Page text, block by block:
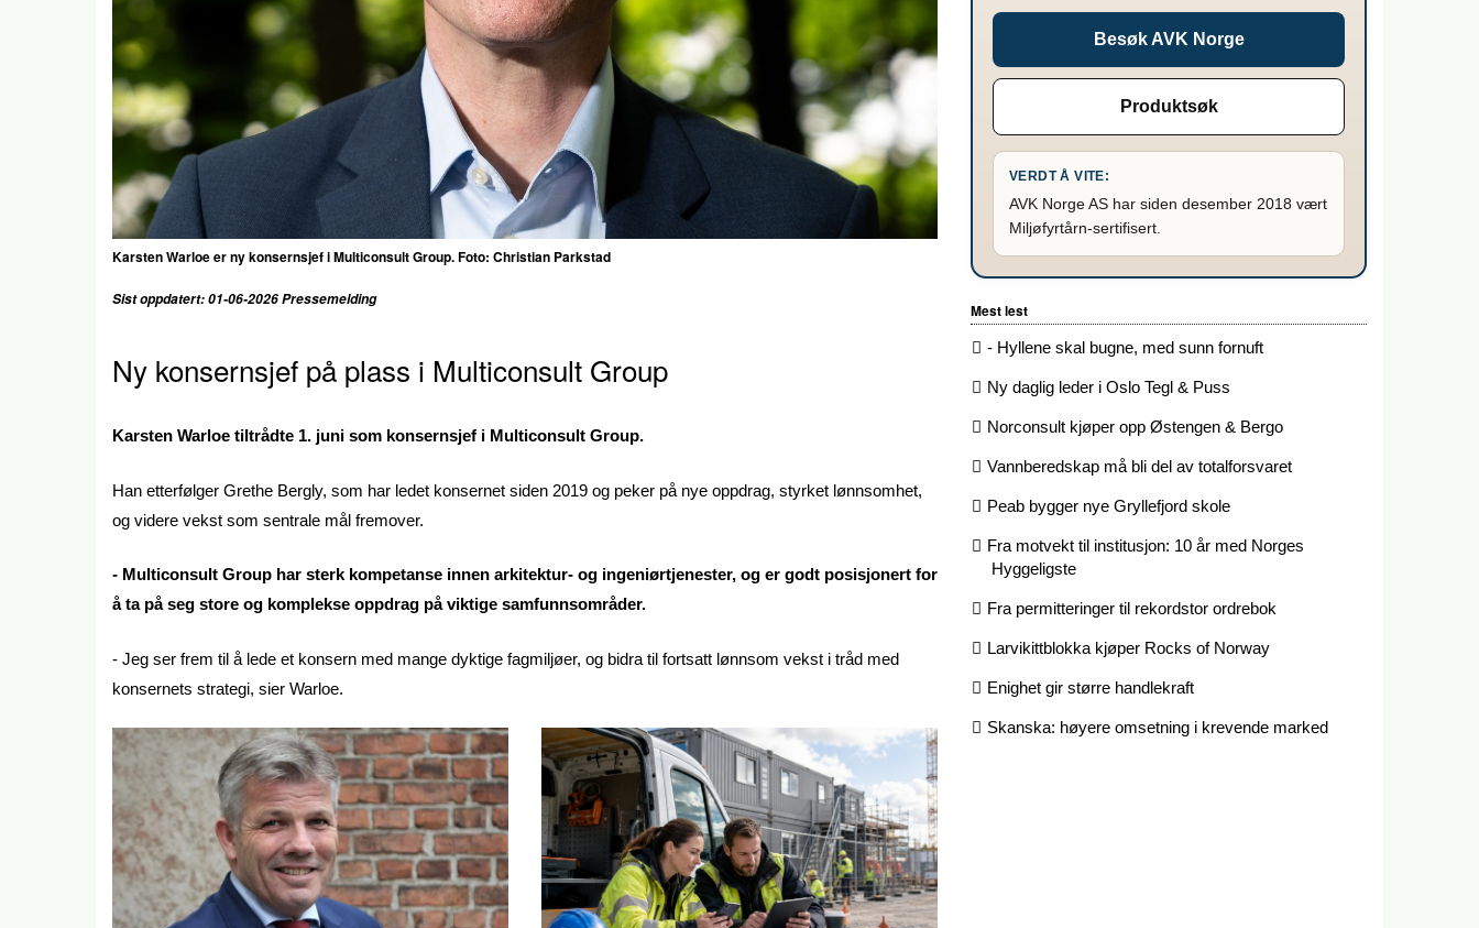
Karsten Warloe er ny konsernsjef i Multiconsult Group. Foto: Christian Parkstad
Sist oppdatert: 01-06-2026 Pressemelding
Ny konsernsjef på plass i Multiconsult Group
Karsten Warloe tiltrådte 1. juni som konsernsjef i Multiconsult Group.
Han etterfølger Grethe Bergly, som har ledet konsernet siden 2019 og peker på nye oppdrag, styrket lønnsomhet,
og videre vekst som sentrale mål fremover.
- Multiconsult Group har sterk kompetanse innen arkitektur- og ingeniørtjenester, og er godt posisjonert for
å ta på seg store og komplekse oppdrag på viktige samfunnsområder.
- Jeg ser frem til å lede et konsern med mange dyktige fagmiljøer, og bidra til fortsatt lønnsom vekst i tråd med
konsernets strategi, sier Warloe.
Besøk AVK Norge
Produktsøk
VERDT Å VITE:
AVK Norge AS har siden desember 2018 vært
Miljøfyrtårn-sertifisert.
Mest lest
- Hyllene skal bugne, med sunn fornuft
Ny daglig leder i Oslo Tegl & Puss
Norconsult kjøper opp Østengen & Bergo
Vannberedskap må bli del av totalforsvaret
Peab bygger nye Gryllefjord skole
Fra motvekt til institusjon: 10 år med Norges
Hyggeligste
Fra permitteringer til rekordstor ordrebok
Larvikittblokka kjøper Rocks of Norway
Enighet gir større handlekraft
Skanska: høyere omsetning i krevende marked